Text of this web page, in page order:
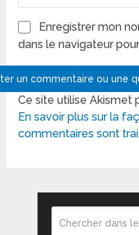
Enregistrer mon
dans le navigateur
Ce site utilise Akismet
En savoir plus sur la
commentaires sont